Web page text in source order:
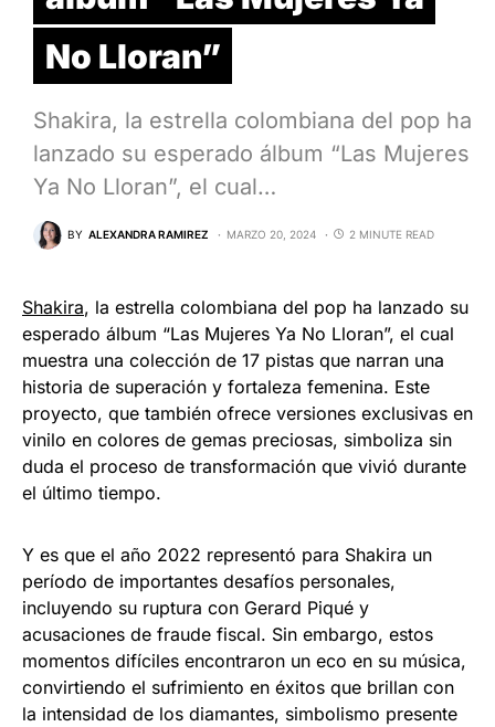
No Lloran”
Shakira, la estrella colombiana del pop ha
lanzado su esperado álbum “Las Mujeres
Ya No Lloran”, el cual…
BY ALEXANDRA RAMIREZ MARZO 20, 2024 2 MINUTE READ
Shakira, la estrella colombiana del pop ha lanzado su
esperado álbum “Las Mujeres Ya No Lloran”, el cual
muestra una colección de 17 pistas que narran una
historia de superación y fortaleza femenina. Este
proyecto, que también ofrece versiones exclusivas en
vinilo en colores de gemas preciosas, simboliza sin
duda el proceso de transformación que vivió durante
el último tiempo.
Y es que el año 2022 representó para Shakira un
período de importantes desafíos personales,
incluyendo su ruptura con Gerard Piqué y
acusaciones de fraude fiscal. Sin embargo, estos
momentos difíciles encontraron un eco en su música,
convirtiendo el sufrimiento en éxitos que brillan con
la intensidad de los diamantes, simbolismo presente